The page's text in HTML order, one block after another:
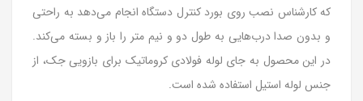
که کارشناس نصب روی بورد کنترل دستگاه انجام می‌دهد به راحتی
و بدون صدا درب‌هایی به طول دو و نیم متر را باز و بسته می‌کند.
در این محصول به جای لوله فولادی کروماتیک برای بازویی جک، از
جنس لوله استیل استفاده شده است.